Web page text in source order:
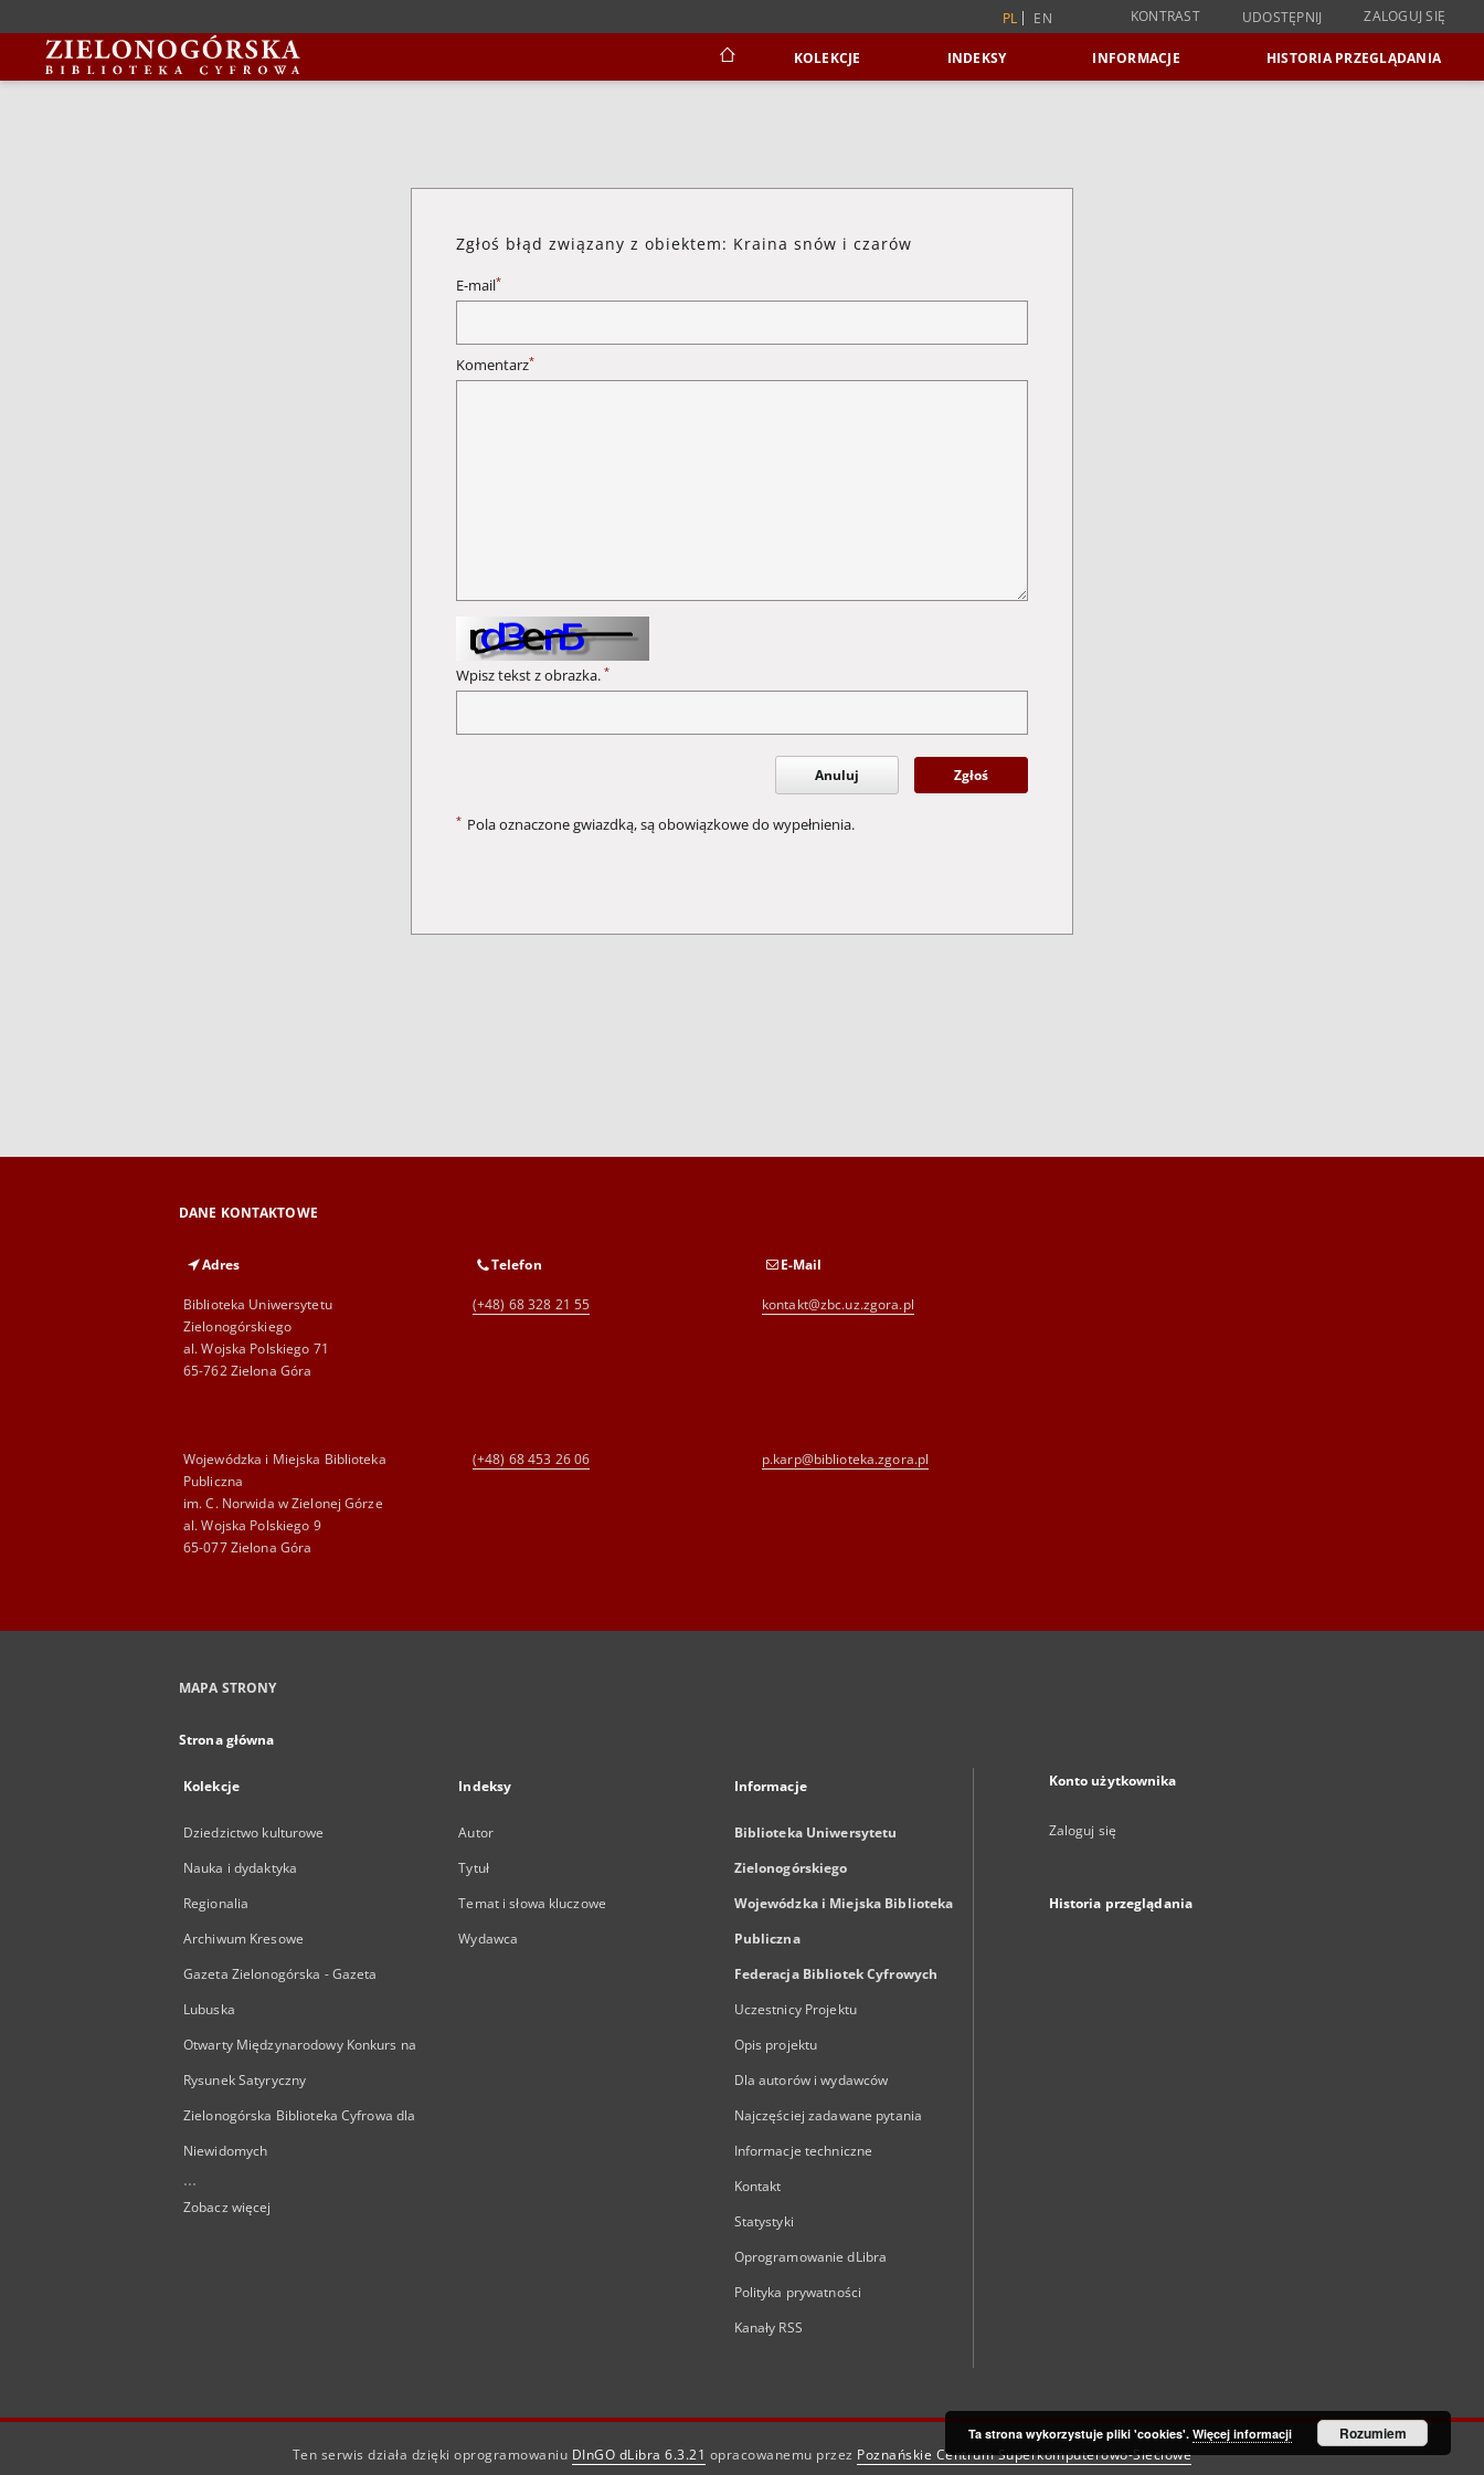
PL EN KONTRAST UDOSTĘPNIJ ZALOGUJ SIĘ
KOLEKCJE INDEKSY INFORMACJE HISTORIA PRZEGLĄDANIA
Zgłoś błąd związany z obiektem: Kraina snów i czarów
E-mail*
Komentarz*
Wpisz tekst z obrazka. *
Anuluj Zgłoś
* Pola oznaczone gwiazdką, są obowiązkowe do wypełnienia.
DANE KONTAKTOWE
Adres
Biblioteka Uniwersytetu
Zielonogórskiego
al. Wojska Polskiego 71
65-762 Zielona Góra
Telefon
(+48) 68 328 21 55
E-Mail
kontakt@zbc.uz.zgora.pl
Wojewódzka i Miejska Biblioteka
Publiczna
im. C. Norwida w Zielonej Górze
al. Wojska Polskiego 9
65-077 Zielona Góra
(+48) 68 453 26 06 p.karp@biblioteka.zgora.pl
MAPA STRONY
Strona główna
Kolekcje
Dziedzictwo kulturowe
Nauka i dydaktyka
Regionalia
Archiwum Kresowe
Gazeta Zielonogórska - Gazeta
Lubuska
Otwarty Międzynarodowy Konkurs na
Rysunek Satyryczny
Zielonogórska Biblioteka Cyfrowa dla
Niewidomych
...
Zobacz więcej
Indeksy
Autor
Tytuł
Temat i słowa kluczowe
Wydawca
Informacje
Biblioteka Uniwersytetu
Zielonogórskiego
Wojewódzka i Miejska Biblioteka
Publiczna
Federacja Bibliotek Cyfrowych
Uczestnicy Projektu
Opis projektu
Dla autorów i wydawców
Najczęściej zadawane pytania
Informacje techniczne
Kontakt
Statystyki
Oprogramowanie dLibra
Polityka prywatności
Kanały RSS
Konto użytkownika
Zaloguj się
Historia przeglądania
Ten serwis działa dzięki oprogramowaniu DInGO dLibra 6.3.21 opracowanemu przez Poznańskie Centrum Superkomputerowo-Sieciowe
Ta strona wykorzystuje pliki 'cookies'. Więcej informacji Rozumiem